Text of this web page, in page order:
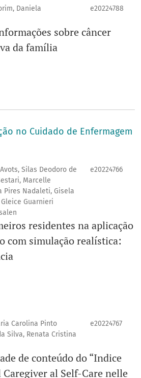
Daniela
e20224788
sobre câncer
da família
no Cuidado de Enfermagem
Silas Deodoro de
Marcelle
Pires Nadaleti, Gisela
Guarnieri
e20224766
residentes na aplicação
com simulação realística:
Carolina Pinto
Silva, Renata Cristina
e20224767
de conteúdo do “Indice
al Self-Care nelle